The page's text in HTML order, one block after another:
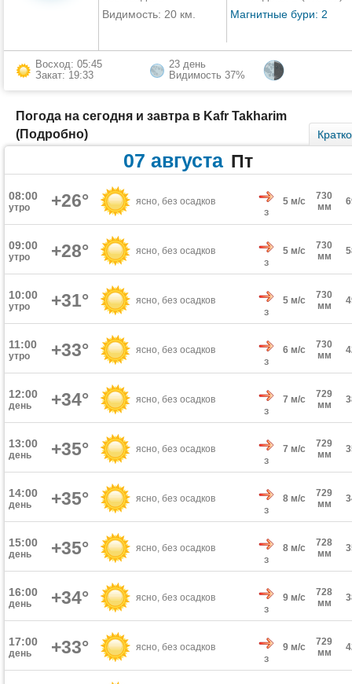
Видимость: 20 км.
Магнитные бури: 2
Восход: 05:45
Закат: 19:33
23 день
Видимость 37%
Погода на сегодня и завтра в Kafr Takharim
(Подробно)
Кратко
07 августа Пт
08:00
утро +26° ясно, без осадков
З
5 м/с
730
мм
09:00
утро +28° ясно, без осадков
З
5 м/с
730
мм
10:00
утро +31° ясно, без осадков
З
5 м/с
730
мм
11:00
утро +33° ясно, без осадков
З
6 м/с
730
мм
12:00
день +34° ясно, без осадков
З
7 м/с
729
мм
13:00
день +35° ясно, без осадков
З
7 м/с
729
мм
14:00
день +35° ясно, без осадков
З
8 м/с
729
мм
15:00
день +35° ясно, без осадков
З
8 м/с
728
мм
16:00
день +34° ясно, без осадков
З
9 м/с
728
мм
17:00
день +33° ясно, без осадков
З
9 м/с
729
мм